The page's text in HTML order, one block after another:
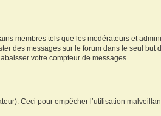
membres tels que les modérateurs et
des messages sur le forum dans le seul but
votre compteur de messages.
Ceci pour empêcher l’utilisation